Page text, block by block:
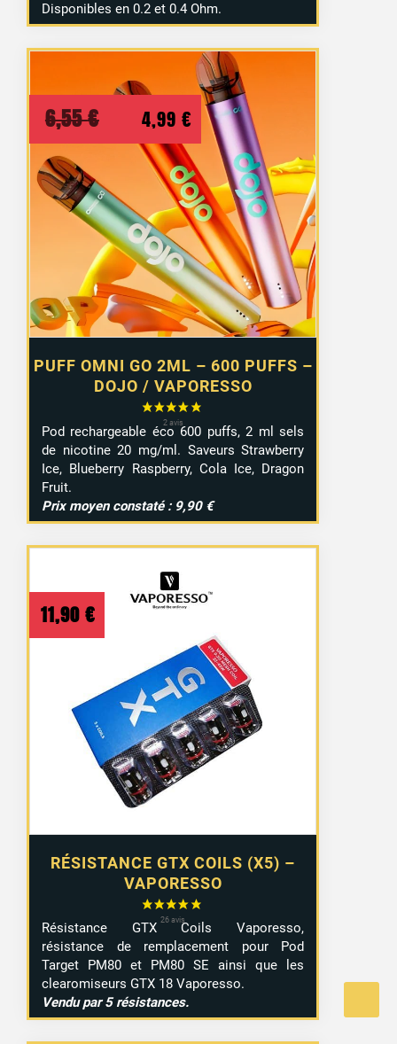
Disponibles en 0.2 et 0.4 Ohm.
PUFF OMNI GO 2ML – 600 PUFFS –
DOJO / VAPORESSO
6,55€
Le
prix
initial
était :
6,55 €.
4,99 € Le
prix
actuel
est :
4,99 €.
Pod rechargeable éco 600 puffs, 2 ml sels
de nicotine 20 mg/ml. Saveurs Strawberry
Ice, Blueberry Raspberry, Cola Ice, Dragon
Fruit.
Prix moyen constaté : 9,90 €
RÉSISTANCE GTX COILS (X5) –
VAPORESSO
11,90 €
Résistance GTX Coils Vaporesso,
résistance de remplacement pour Pod
Target PM80 et PM80 SE ainsi que les
clearomiseurs GTX 18 Vaporesso.
Vendu par 5 résistances.